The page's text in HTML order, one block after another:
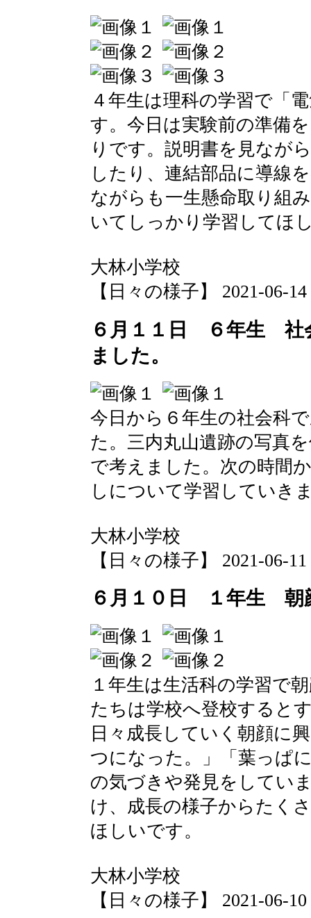
４年生は理科の学習で「
す。今日は実験前の準備
りです。説明書を見なが
したり、連結部品に導線
ながらも一生懸命取り組
いてしっかり学習してほ
大林小学校
【日々の様子】 2021-06-
６月１１日 ６年生 社
ました。
今日から６年生の社会科
た。三内丸山遺跡の写真
で考えました。次の時間
しについて学習していき
大林小学校
【日々の様子】 2021-06-
６月１０日 １年生 朝
１年生は生活科の学習で
たちは学校へ登校すると
日々成長していく朝顔に
つになった。」「葉っぱ
の気づきや発見をしてい
け、成長の様子からたく
ほしいです。
大林小学校
【日々の様子】 2021-06-